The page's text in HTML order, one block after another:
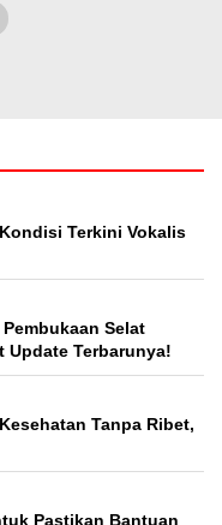
Terkini Vokalis
Selat
Update Terbarunya!
Tanpa Ribet,
Pastikan Bantuan